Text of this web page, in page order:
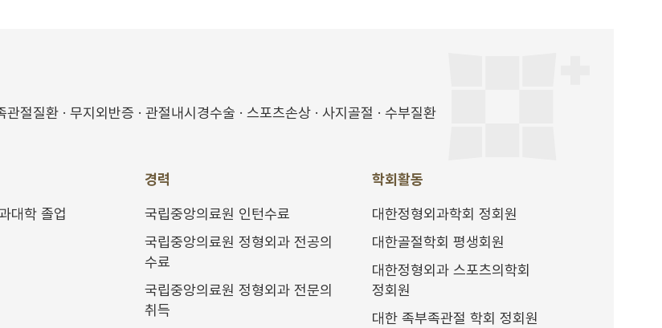
관절질환 · 무지외반증 · 관절내시경수술 · 스포츠손상 · 사지골절 · 수부질환
대학 졸업
경력
국립중앙의료원 인턴수료
국립중앙의료원 정형외과 전공의
수료
국립중앙의료원 정형외과 전문의
취득
학회활동
대한정형외과학회 정회원
대한골절학회 평생회원
대한정형외과 스포츠의학회
정회원
대한 족부족관절 학회 정회원